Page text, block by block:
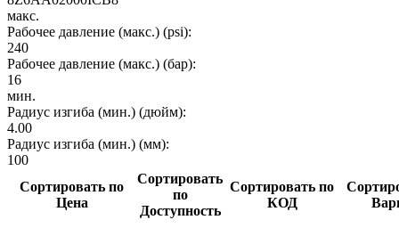
макс.
Рабочее давление (макс.) (psi):
240
Рабочее давление (макс.) (бар):
16
мин.
Радиус изгиба (мин.) (дюйм):
4.00
Радиус изгиба (мин.) (мм):
100
Сортировать по
Цена
Сортировать
по
Доступность
Сортировать по
КОД